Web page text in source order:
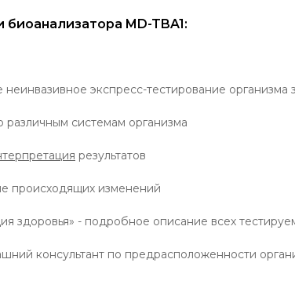
MD-TBA1:
экспресс-тестирование организма
различным системам организма
результатов
происходящих изменений
здоровья» - подробное описание всех
консультант по предрасположенности